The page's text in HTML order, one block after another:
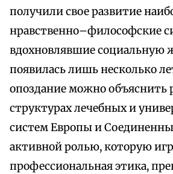
получили свое развитие
нравственно–философские
вдохновлявшие социальную
появилась лишь несколько
опоздание можно объяснить
структурах лечебных и
систем Европы и
активной ролью, которую
профессиональная этика,